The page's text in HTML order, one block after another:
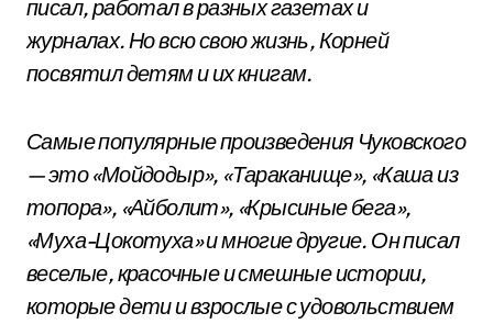
писал, работал в разных газетах и
журналах. Но всю свою жизнь, Корней
посвятил детям и их книгам.
Самые популярные произведения Чуковского
— это «Мойдодыр», «Тараканище», «Каша из
топора», «Айболит», «Крысиные бега»,
«Муха-Цокотуха» и многие другие. Он писал
веселые, красочные и смешные истории,
которые дети и взрослые с удовольствием